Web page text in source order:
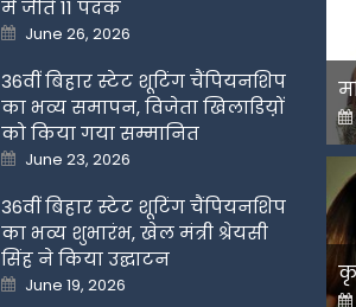
में जीते 11 पदक
Posted
on
June 26, 2026
36वीं बिहार स्टेट शूटिंग चैंपियनशिप
का भव्य समापन, विजेता खिलाडिय़ों
को किया गया सम्मानित
Posted
on
June 23, 2026
36वीं बिहार स्टेट शूटिंग चैंपियनशिप
का भव्य शुभारंभ, खेल मंत्री श्रेयसी
सिंह ने किया उद्घाटन
Posted
on
June 19, 2026